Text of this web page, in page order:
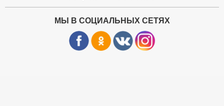
МЫ В СОЦИАЛЬНЫХ СЕТЯХ